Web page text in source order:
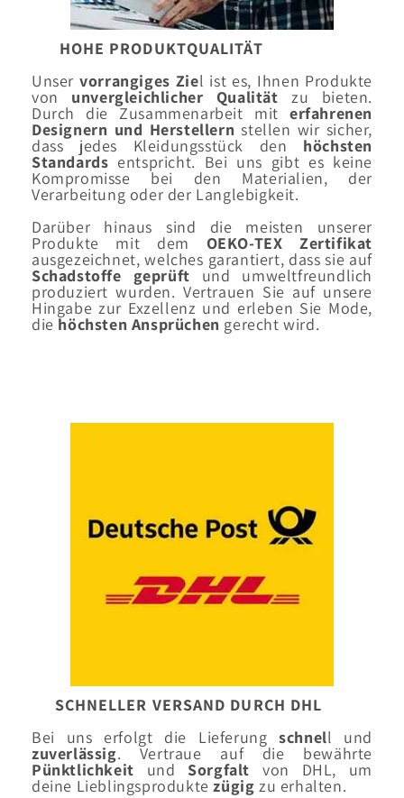
HOHE PRODUKTQUALITÄT
Unservorrangiges Ziel ist es, Ihnen Produkte
von unvergleichlicher Qualität zu bieten.
Durch die Zusammenarbeit mit erfahrenen
Designern und Herstellern stellen wir sicher,
dass jedes Kleidungsstück den höchsten
Standards entspricht. Bei uns gibt es keine
Kompromisse bei den Materialien, der
Verarbeitung oder der Langlebigkeit.
Darüber hinaus sind die meisten unserer
Produkte mit dem OEKO-TEX Zertifikat
ausgezeichnet, welches garantiert, dass sie auf
Schadstoffe geprüft und umweltfreundlich
produziert wurden. Vertrauen Sie auf unsere
Hingabe zur Exzellenz und erleben Sie Mode,
diehöchsten Ansprüchen gerecht wird.
SCHNELLER VERSAND DURCH DHL
Bei uns erfolgt die Lieferungschnell und
zuverlässig. Vertraue auf die bewährte
Pünktlichkeit und Sorgfalt von DHL, um
deine Lieblingsproduktezügigzu erhalten.